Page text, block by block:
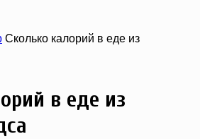
Сколько калорий в еде из
в еде из